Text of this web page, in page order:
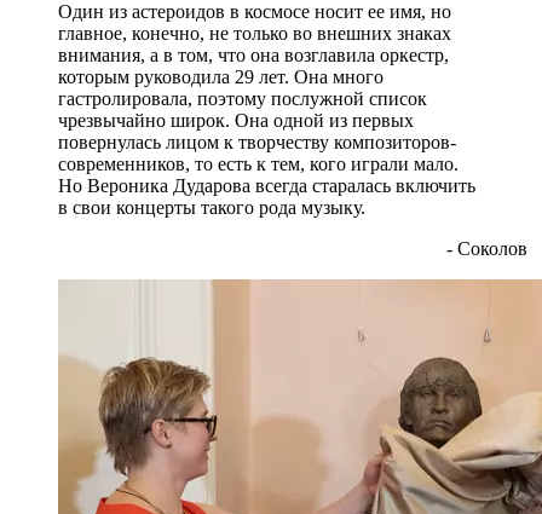
Один из астероидов в космосе носит ее имя, но
главное, конечно, не только во внешних знаках
внимания, а в том, что она возглавила оркестр,
которым руководила 29 лет. Она много
гастролировала, поэтому послужной список
чрезвычайно широк. Она одной из первых
повернулась лицом к творчеству композиторов-
современников, то есть к тем, кого играли мало.
Но Вероника Дударова всегда старалась включить
в свои концерты такого рода музыку.
- Соколов